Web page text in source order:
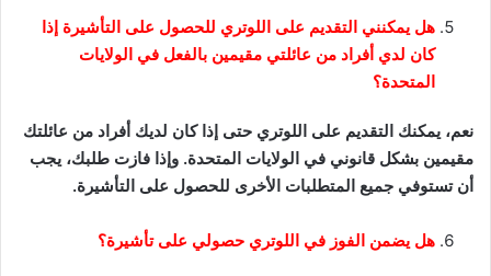
هل يمكنني التقديم على اللوتري للحصول على التأشيرة إذا
كان لدي أفراد من عائلتي مقيمين بالفعل في الولايات
المتحدة؟
نعم، يمكنك التقديم على اللوتري حتى إذا كان لديك أفراد من عائلتك
مقيمين بشكل قانوني في الولايات المتحدة. وإذا فازت طلبك، يجب
أن تستوفي جميع المتطلبات الأخرى للحصول على التأشيرة.
هل يضمن الفوز في اللوتري حصولي على تأشيرة؟